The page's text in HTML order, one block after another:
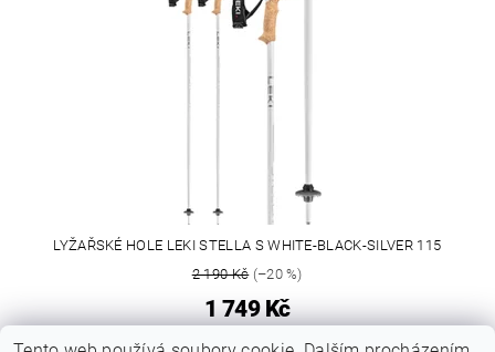
LYŽAŘSKÉ HOLE LEKI STELLA S WHITE-BLACK-SILVER 115
2 190 Kč(–20 %)
1 749 Kč